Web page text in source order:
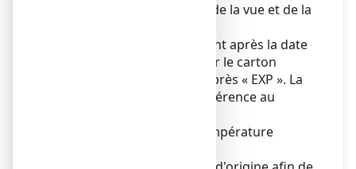
Tenir ce médicament hors de la vue et de la
N'utilisez pas ce médicament après la date
de péremption indiquée sur le carton
extérieur et sur le sachet après « EXP ». La
date de péremption fait référence au
Ne pas conserver à une température